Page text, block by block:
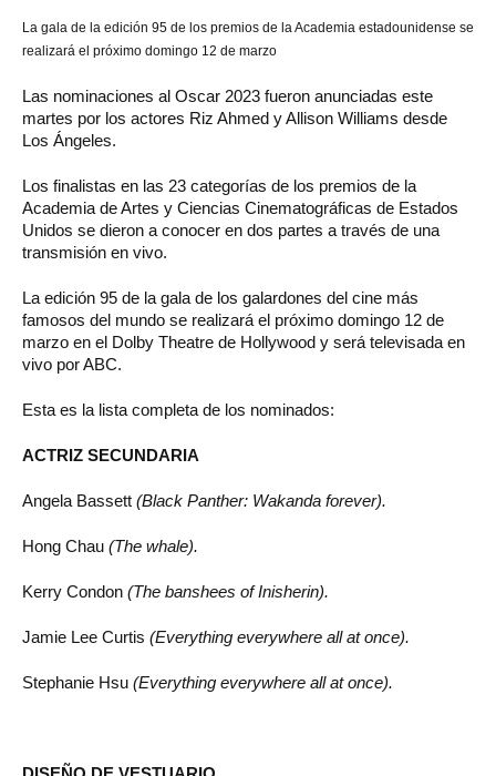
La gala de la edición 95 de los premios de la Academia estadounidense se
realizará el próximo domingo 12 de marzo
Las nominaciones al Oscar 2023 fueron anunciadas este
martes por los actores Riz Ahmed y Allison Williams desde
Los Ángeles.
Los finalistas en las 23 categorías de los premios de la
Academia de Artes y Ciencias Cinematográficas de Estados
Unidos se dieron a conocer en dos partes a través de una
transmisión en vivo.
La edición 95 de la gala de los galardones del cine más
famosos del mundo se realizará el próximo domingo 12 de
marzo en el Dolby Theatre de Hollywood y será televisada en
vivo por ABC.
Esta es la lista completa de los nominados:
ACTRIZ SECUNDARIA
Angela Bassett (Black Panther: Wakanda forever).
Hong Chau (The whale).
Kerry Condon (The banshees of Inisherin).
Jamie Lee Curtis (Everything everywhere all at once).
Stephanie Hsu (Everything everywhere all at once).